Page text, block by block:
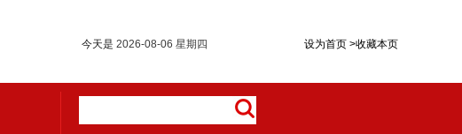
设为首页 >收藏本页
今天是 2026-08-06 星期四